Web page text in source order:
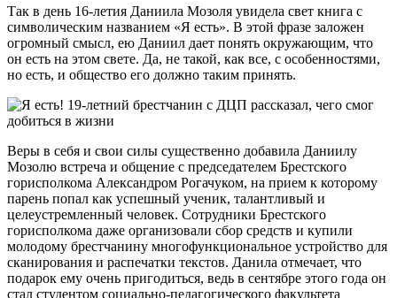
Так в день 16-летия Даниила Мозоля увидела свет книга с
символическим названием «Я есть». В этой фразе заложен
огромный смысл, ею Даниил дает понять окружающим, что
он есть на этом свете. Да, не такой, как все, с особенностями,
но есть, и общество его должно таким принять.
Веры в себя и свои силы существенно добавила Даниилу
Мозолю встреча и общение с председателем Брестского
горисполкома Александром Рогачуком, на прием к которому
парень попал как успешный ученик, талантливый и
целеустремленный человек. Сотрудники Брестского
горисполкома даже организовали сбор средств и купили
молодому брестчанину многофункциональное устройство для
сканирования и распечатки текстов. Данила отмечает, что
подарок ему очень пригодиться, ведь в сентябре этого года он
стал студентом социально-педагогического факультета